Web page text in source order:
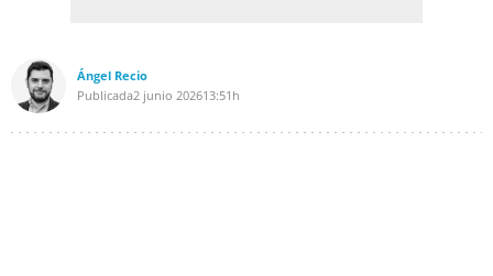
Ángel Recio
Publicada2 junio 202613:51h